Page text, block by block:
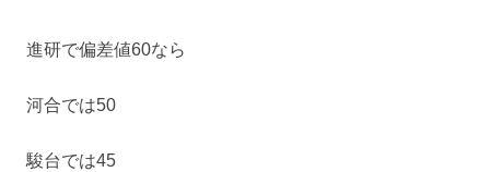
進研で偏差値60なら
河合では50
駿台では45